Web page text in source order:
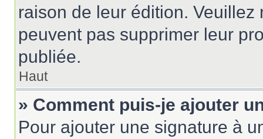
raison de leur édition.
peuvent pas supprimer leur
publiée.
Haut
» Comment puis-je ajouter
Pour ajouter une signature à